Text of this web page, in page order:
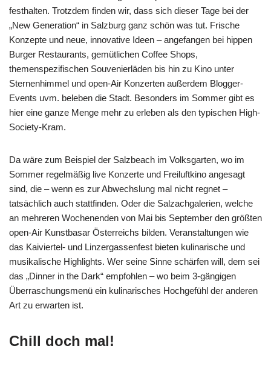
festhalten. Trotzdem finden wir, dass sich dieser Tage bei der
„New Generation“ in Salzburg ganz schön was tut. Frische
Konzepte und neue, innovative Ideen – angefangen bei hippen
Burger Restaurants, gemütlichen Coffee Shops,
themenspezifischen Souvenierläden bis hin zu Kino unter
Sternenhimmel und open-Air Konzerten außerdem Blogger-
Events uvm. beleben die Stadt. Besonders im Sommer gibt es
hier eine ganze Menge mehr zu erleben als den typischen High-
Society-Kram.
Da wäre zum Beispiel der Salzbeach im Volksgarten, wo im
Sommer regelmäßig live Konzerte und Freiluftkino angesagt
sind, die – wenn es zur Abwechslung mal nicht regnet –
tatsächlich auch stattfinden. Oder die Salzachgalerien, welche
an mehreren Wochenenden von Mai bis September den größten
open-Air Kunstbasar Österreichs bilden. Veranstaltungen wie
das Kaiviertel- und Linzergassenfest bieten kulinarische und
musikalische Highlights. Wer seine Sinne schärfen will, dem sei
das „Dinner in the Dark“ empfohlen – wo beim 3-gängigen
Überraschungsmenü ein kulinarisches Hochgefühl der anderen
Art zu erwarten ist.
Chill doch mal!